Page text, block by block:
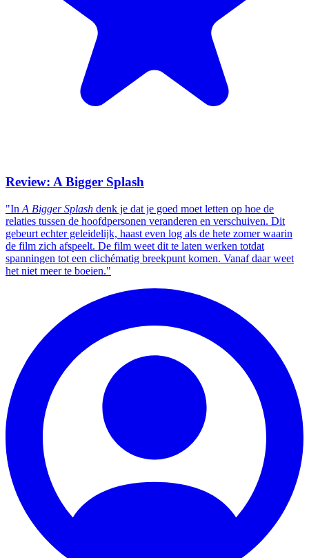
Review: A Bigger Splash
"In A Bigger Splash denk je dat je goed moet letten op hoe de
relaties tussen de hoofdpersonen veranderen en verschuiven. Dit
gebeurt echter geleidelijk, haast even log als de hete zomer waarin
de film zich afspeelt. De film weet dit te laten werken totdat
spanningen tot een clichématig breekpunt komen. Vanaf daar weet
het niet meer te boeien."